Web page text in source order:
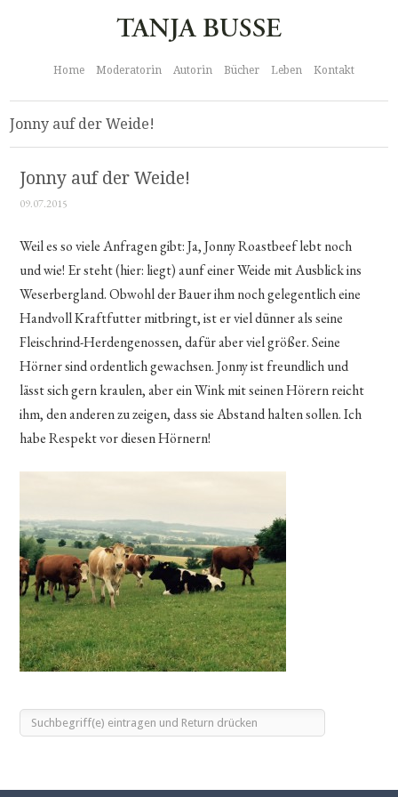
Home Moderatorin Autorin Bücher Leben Kontakt
Jonny auf der Weide!
Jonny auf der Weide!
09.07.2015
Weil es so viele Anfragen gibt: Ja, Jonny Roastbeef lebt noch
und wie! Er steht (hier: liegt) aunf einer Weide mit Ausblick ins
Weserbergland. Obwohl der Bauer ihm noch gelegentlich eine
Handvoll Kraftfutter mitbringt, ist er viel dünner als seine
Fleischrind-Herdengenossen, dafür aber viel größer. Seine
Hörner sind ordentlich gewachsen. Jonny ist freundlich und
lässt sich gern kraulen, aber ein Wink mit seinen Hörern reicht
ihm, den anderen zu zeigen, dass sie Abstand halten sollen. Ich
habe Respekt vor diesen Hörnern!